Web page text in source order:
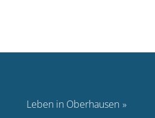
Leben in Oberhausen